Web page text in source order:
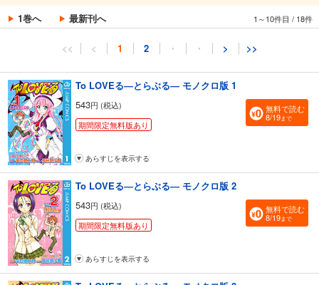
1巻へ 最新刊へ 1～10件目 / 18件
<< < 1 2 ・ ・ > >>
To LOVEる―とらぶる― モノクロ版 1
543円 (税込)
期間限定無料版あり
無料で読む
8/19まで
あらすじを表示する
To LOVEる―とらぶる― モノクロ版 2
543円 (税込)
期間限定無料版あり
無料で読む
8/19まで
あらすじを表示する